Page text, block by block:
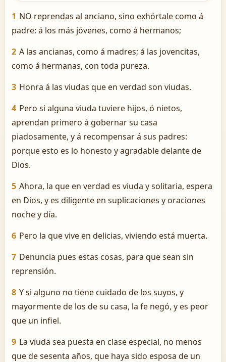
1 NO reprendas al anciano, sino exhórtale como á
padre: á los más jóvenes, como á hermanos;
2 A las ancianas, como á madres; á las jovencitas,
como á hermanas, con toda pureza.
3 Honra á las viudas que en verdad son viudas.
4 Pero si alguna viuda tuviere hijos, ó nietos,
aprendan primero á gobernar su casa
piadosamente, y á recompensar á sus padres:
porque esto es lo honesto y agradable delante de
Dios.
5 Ahora, la que en verdad es viuda y solitaria, espera
en Dios, y es diligente en suplicaciones y oraciones
noche y día.
6 Pero la que vive en delicias, viviendo está muerta.
7 Denuncia pues estas cosas, para que sean sin
reprensión.
8 Y si alguno no tiene cuidado de los suyos, y
mayormente de los de su casa, la fe negó, y es peor
que un infiel.
9 La viuda sea puesta en clase especial, no menos
que de sesenta años, que haya sido esposa de un